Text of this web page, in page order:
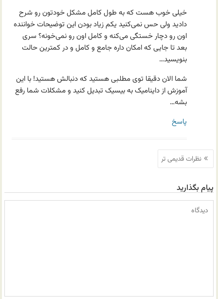
خیلی خوب هست که به طول کامل مشکل خودتون رو شرح
دادید ولی حس نمی‌کنید یکم زیاد بودن این توضیحات خواننده
اون رو دچار خستگی می‌کنه و کامل اون رو نمی‌خونه؟ سری
بعد تا جایی که امکان داره جامع و کامل و در کمترین حالت
بنویسید…
شما الان دقیقا توی مطلبی هستید که دنبالش هستید! با این
آموزش از داینامیک به بیسیک تبدیل کنید و مشکلات شما رفع
بشه…
پاسخ
ناوبری
نظرات
نظرات قدیمی تر
پیام بگذارید